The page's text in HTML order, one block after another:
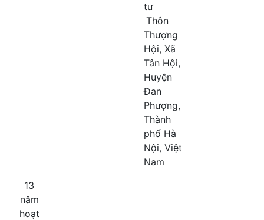
tư
Thôn
Thượng
Hội, Xã
Tân Hội,
Huyện
Đan
Phượng,
Thành
phố Hà
Nội, Việt
Nam
13
năm
hoạt